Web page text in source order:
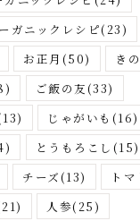
ガニックレシピ(23)
お正月 (50) き
ご飯の友(33)
じゃがいも (16)
とうもろこし (15)
チーズ(13) トマ
人参(25)